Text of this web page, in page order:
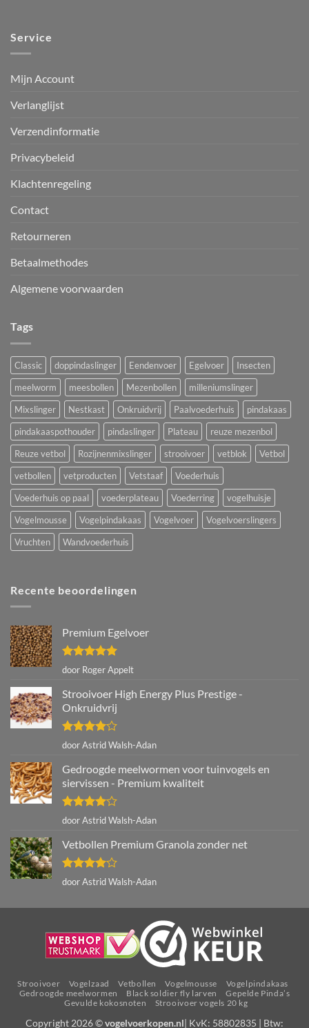
Service
Mijn Account
Verlanglijst
Verzendinformatie
Privacybeleid
Klachtenregeling
Contact
Retourneren
Betaalmethodes
Algemene voorwaarden
Tags
Classic doppindaslinger Eendenvoer Egelvoer
Insecten
meelworm
meesbollen Mezenbollen
milleniumslinger
Mixslinger
Nestkast Onkruidvrij Paalvoederhuis
pindakaas
pindakaaspothouder
pindaslinger Plateau
reuze mezenbol
Reuze vetbol
Rozijnenmixslinger strooivoer vetblok
Vetbol
vetbollen
vetproducten Vetstaaf
Voederhuis
Voederhuis op paal
voederplateau Voederring
vogelhuisje
Vogelmousse
Vogelpindakaas Vogelvoer
Vogelvoerslingers
Vruchten
Wandvoederhuis
Recente beoordelingen
Premium Egelvoer
Gewaardeerd
uit 5
door Roger Appelt
Strooivoer High Energy Plus Prestige -
Onkruidvrij
Gewaardeerd
door Astrid Walsh-Adan
Gedroogde meelwormen voor tuinvogels en
siervissen - Premium kwaliteit
Gewaardeerd
door Astrid Walsh-Adan
Vetbollen Premium Granola zonder net
Gewaardeerd
door Astrid Walsh-Adan
Strooivoer Vogelzaad Vetbollen Vogelmousse
Vogelpindakaas
Gedroogde meelwormen
Black soldier fly larven
Gepelde Pinda’s
Gevulde kokosnoten
Strooivoer vogels 20 kg
Copyright 2026 ©vogelvoerkopen.nl | KvK: 58802835 | Btw: